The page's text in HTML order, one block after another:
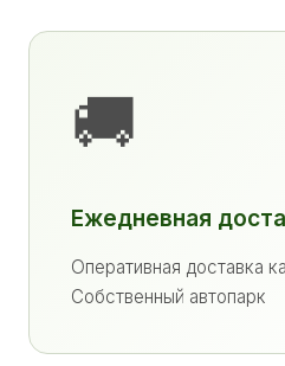
🚚
Ежедневная
Оперативная доставка
Собственный автопарк